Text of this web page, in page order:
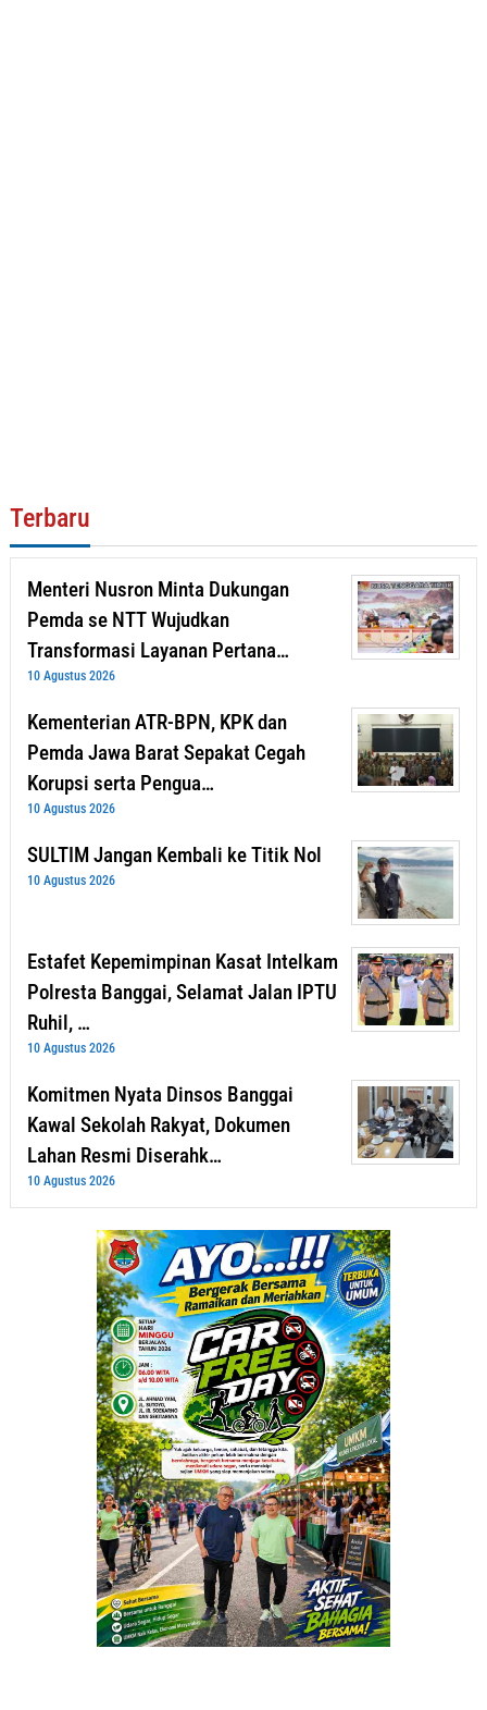
Terbaru
Menteri Nusron Minta Dukungan
Pemda se NTT Wujudkan
Transformasi Layanan Pertana…
10 Agustus 2026
Kementerian ATR-BPN, KPK dan
Pemda Jawa Barat Sepakat Cegah
Korupsi serta Pengua…
10 Agustus 2026
SULTIM Jangan Kembali ke Titik Nol
10 Agustus 2026
Estafet Kepemimpinan Kasat Intelkam
Polresta Banggai, Selamat Jalan IPTU
Ruhil, …
10 Agustus 2026
Komitmen Nyata Dinsos Banggai
Kawal Sekolah Rakyat, Dokumen
Lahan Resmi Diserahk…
10 Agustus 2026